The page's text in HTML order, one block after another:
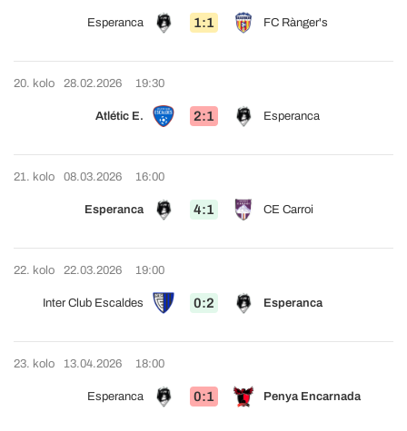
Esperanca 1:1 FC Rànger's
20. kolo 28.02.2026 19:30
Atlétic E. 2:1 Esperanca
21. kolo 08.03.2026 16:00
Esperanca 4:1 CE Carroi
22. kolo 22.03.2026 19:00
Inter Club Escaldes 0:2 Esperanca
23. kolo 13.04.2026 18:00
Esperanca 0:1 Penya Encarnada